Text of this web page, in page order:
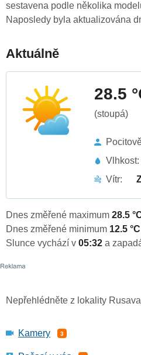
sestavena podle několika
Naposledy byla aktualizována
Aktuálně
28.5
(stoupá)
Vlhkost:
Vítr:
Dnes změřené maximum 28.5
Dnes změřené minimum 12.5 °C
Slunce vychází v 05:32 a
Nepřehlédněte z lokality
Kamery 3